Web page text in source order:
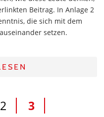
Beitrag. In Anlage 2
die sich mit dem
setzen.
2 3